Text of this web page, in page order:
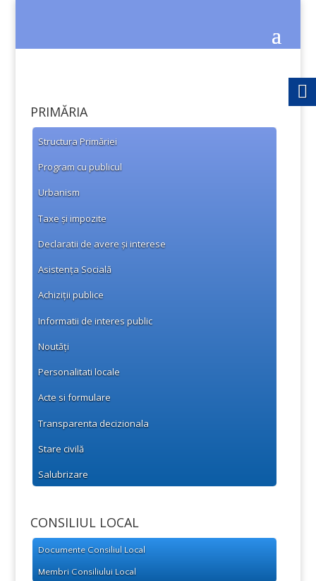
PRIMĂRIA
Structura Primăriei
Program cu publicul
Urbanism
Taxe și impozite
Declaratii de avere și interese
Asistența Socială
Achiziții publice
Informatii de interes public
Noutăți
Personalitati locale
Acte si formulare
Transparenta decizionala
Stare civilă
Salubrizare
CONSILIUL LOCAL
Documente Consiliul Local
Membri Consiliului Local